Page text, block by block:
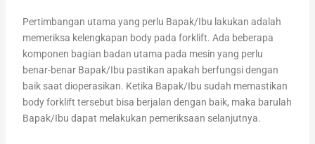
Pertimbangan utama yang perlu Bapak/Ibu lakukan adalah
memeriksa kelengkapan body pada forklift. Ada beberapa
komponen bagian badan utama pada mesin yang perlu
benar-benar Bapak/Ibu pastikan apakah berfungsi dengan
baik saat dioperasikan. Ketika Bapak/Ibu sudah memastikan
body forklift tersebut bisa berjalan dengan baik, maka barulah
Bapak/Ibu dapat melakukan pemeriksaan selanjutnya.